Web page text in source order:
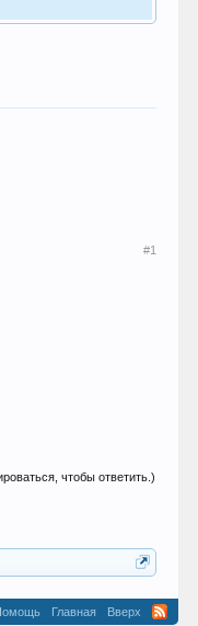
#1
чтобы ответить.)
Главная Вверх